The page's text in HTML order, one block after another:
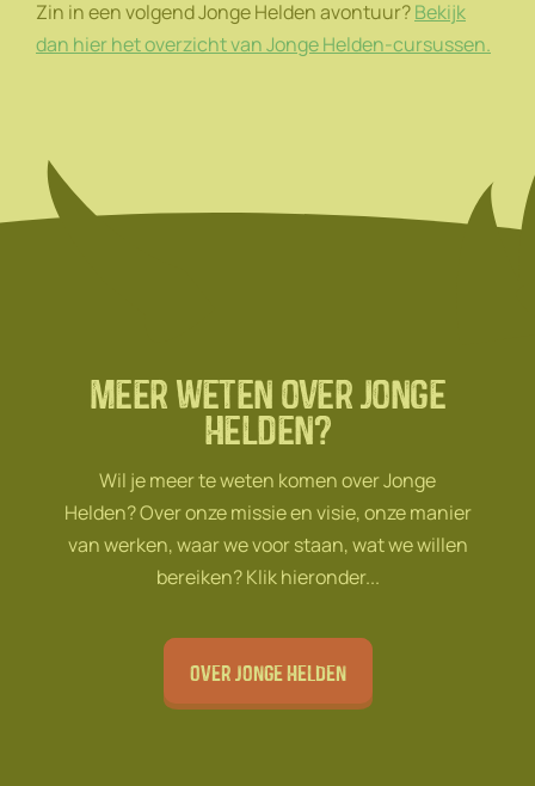
Zin in een volgend Jonge Helden avontuur?​​​​​​Bekijk
dan hier het overzicht van Jonge Helden-cursussen.
Meer weten over Jonge
Helden?
Wil je meer te weten komen over Jonge
Helden? Over onze missie en visie, onze manier
van werken, waar we voor staan, wat we willen
bereiken? Klik hieronder...
Over Jonge Helden